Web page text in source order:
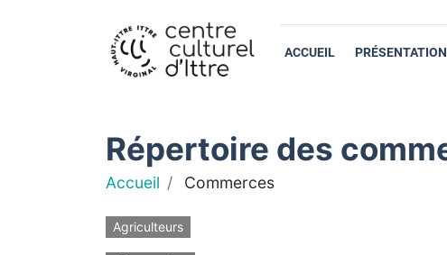
ACCUEIL PRÉSENTATION
Répertoire des
Accueil Commerces
Agriculteurs